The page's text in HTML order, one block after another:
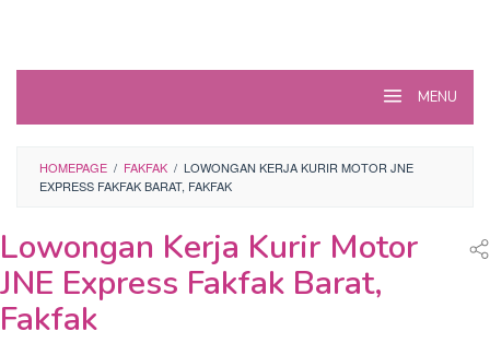
MENU
HOMEPAGE / FAKFAK / LOWONGAN KERJA KURIR MOTOR JNE
EXPRESS FAKFAK BARAT, FAKFAK
Lowongan Kerja Kurir Motor
JNE Express Fakfak Barat,
Fakfak